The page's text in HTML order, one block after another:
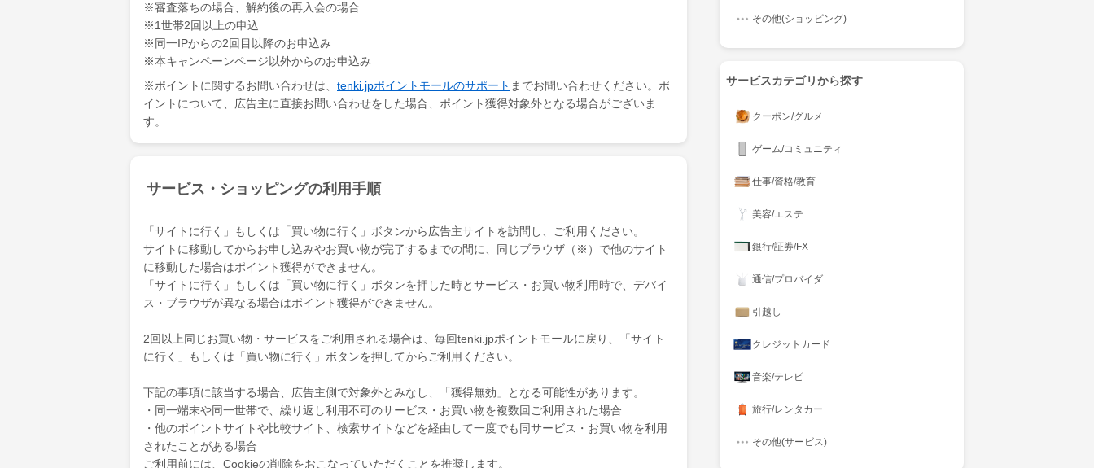
※審査落ちの場合、解約後の再入会の場合
※1世帯2回以上の申込
※同一IPからの2回目以降のお申込み
※本キャンペーンページ以外からのお申込み
※ポイントに関するお問い合わせは、 tenki.jpポイントモールのサポート までお問い合わせください。ポ
イントについて、広告主に直接お問い合わせをした場合、ポイント獲得対象外となる場合がございま
す。
サービス・ショッピングの利用手順
「サイトに行く」もしくは「買い物に行く」ボタンから広告主サイトを訪問し、ご利用ください。
サイトに移動してからお申し込みやお買い物が完了するまでの間に、同じブラウザ（※）で他のサイト
に移動した場合はポイント獲得ができません。
「サイトに行く」もしくは「買い物に行く」ボタンを押した時とサービス・お買い物利用時で、デバイ
ス・ブラウザが異なる場合はポイント獲得ができません。
2回以上同じお買い物・サービスをご利用される場合は、毎回tenki.jpポイントモールに戻り、「サイト
に行く」もしくは「買い物に行く」ボタンを押してからご利用ください。
下記の事項に該当する場合、広告主側で対象外とみなし、「獲得無効」となる可能性があります。
・同一端末や同一世帯で、繰り返し利用不可のサービス・お買い物を複数回ご利用された場合
・他のポイントサイトや比較サイト、検索サイトなどを経由して一度でも同サービス・お買い物を利用
されたことがある場合
ご利用前には、Cookieの削除をおこなっていただくことを推奨します。
その他(ショッピング)
サービスカテゴリから探す
クーポン/グルメ
ゲーム/コミュニティ
仕事/資格/教育
美容/エステ
銀行/証券/FX
通信/プロバイダ
引越し
クレジットカード
音楽/テレビ
旅行/レンタカー
その他(サービス)